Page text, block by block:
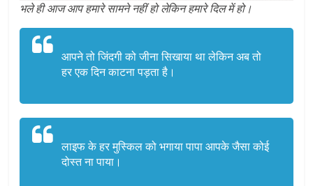
भले ही आज आप हमारे सामने नहीं हो लेकिन हमारे दिल में हो।
आपने तो जिंदगी को जीना सिखाया था लेकिन अब तो
हर एक दिन काटना पड़ता है।
लाइफ के हर मुस्किल को भगाया पापा आपके जैसा कोई
दोस्त ना पाया।